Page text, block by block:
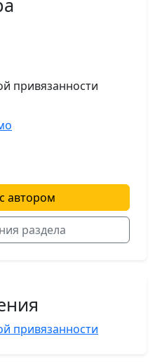
привязанности
автором
раздела
привязанности